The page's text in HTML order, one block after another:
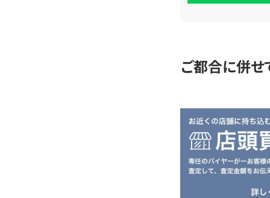
査
ご都合に併せ